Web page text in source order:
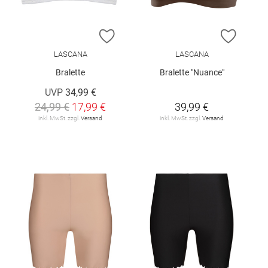
ZUR WUNSCHLISTE HINZUFÜGEN
LASCANA
Bralette
UVP 34,99 €
24,99 € 17,99 €
inkl. MwSt. zzgl. Versand
ZUR
LASCANA
Bralette "Nuance"
39,99 €
inkl. MwSt. zzgl. Versand